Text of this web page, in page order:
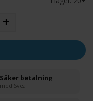
+
Säker betalning
med Svea